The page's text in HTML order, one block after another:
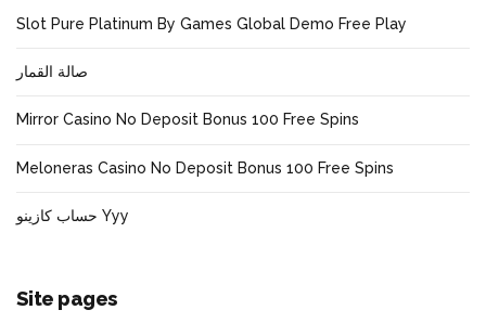
Slot Pure Platinum By Games Global Demo Free Play
صالة القمار
Mirror Casino No Deposit Bonus 100 Free Spins
Meloneras Casino No Deposit Bonus 100 Free Spins
حساب كازينو Yyy
Site pages